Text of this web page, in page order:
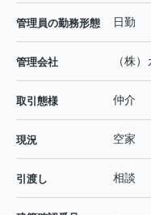
管理員の勤務形態 日勤
管理会社 （株
取引態様 仲介
現況 空家
引渡し 相談